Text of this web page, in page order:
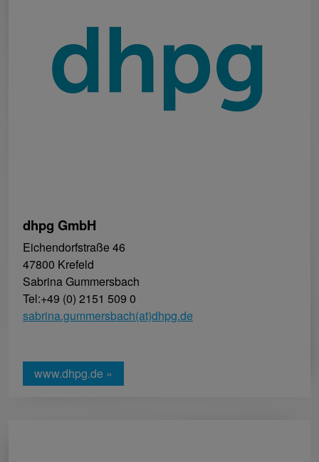
dhpg GmbH
Eichendorfstraße 46
47800 Krefeld
Sabrina Gummersbach
Tel:+49 (0) 2151 509 0
sabrina.gummersbach(at)dhpg.de
www.dhpg.de »